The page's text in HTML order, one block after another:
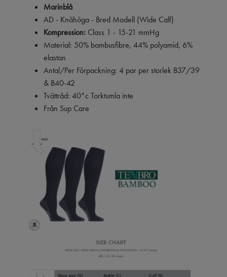
Marinblå
AD - Knähöga - Bred Modell (Wide Calf)
Kompression: Class 1 - 15-21 mmHg
Material: 50% bambusfibre, 44% polyamid, 6%
elastan
Antal/Per Förpackning: 4 par per storlek B37/39
& B40-42
Tvättråd: 40°c Torktumla inte
Från Sup Care